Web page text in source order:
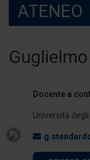
ATENEO
Docente a
Università